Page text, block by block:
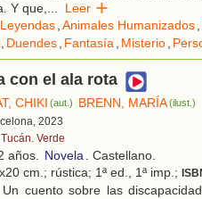
Y que,... Leer
Leyendas,Animales Humanizados,
, Duendes, Fantasía, Misterio,
con el ala rota
CHIKI (aut.) BRENN, MARÍA(ilust.)
2023
Tucán. Verde
años. Novela. Castellano.
cm.; rústica; 1ª ed., 1ª imp.;
Un cuento sobre las